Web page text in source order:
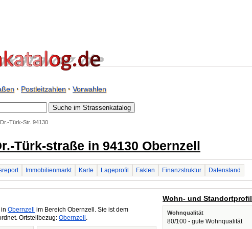
· Postleitzahlen· Vorwahlen
Dr.-Türk-Str. 94130
Türk-straße in 94130 Obernzell
Immobilienmarkt Karte Lageprofil Fakten Finanzstruktur Datenstand
Obernzell
im Bereich Obernzell. Sie ist dem
Ortsteilbezug: Obernzell .
Wohn- und Standortprofil
Wohnqualität
80/100 - gute Wohnqualität